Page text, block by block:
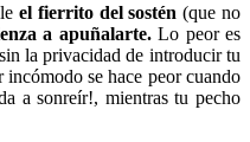
el fierrito del sostén (que no
a apuñalarte.Lo peor es
la privacidad de introducir tu
se hace peor cuando
a sonreír!, mientras tu pecho